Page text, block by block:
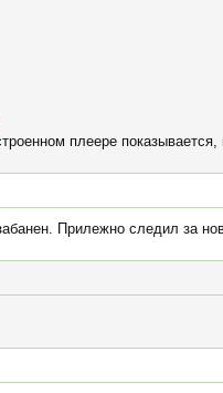
плеере показывается,
Прилежно следил за